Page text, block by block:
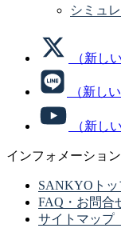
シミュ
（新し
（新し
（新し
インフォメーション
SANKYOトッ
FAQ・お問合
サイトマップ